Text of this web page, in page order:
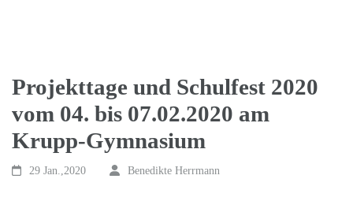
Projekttage und Schulfest 2020
vom 04. bis 07.02.2020 am
Krupp-Gymnasium
29 Jan.,2020 Benedikte Herrmann